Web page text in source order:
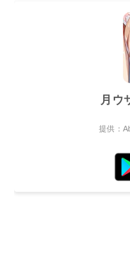
月ウ
提供：